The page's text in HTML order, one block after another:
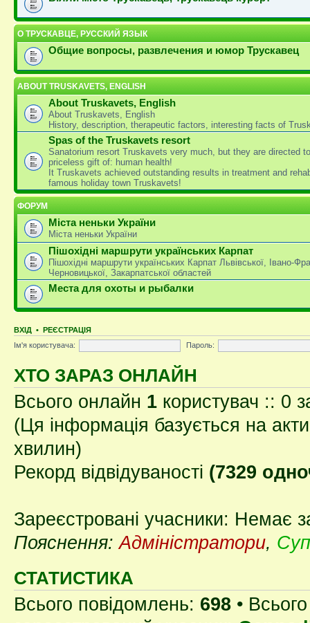
О ТРУСКАВЦЕ, РУССКИЙ ЯЗЫК
Общие вопросы, развлечения и юмор Трускавец
ABOUT TRUSKAVETS, ENGLISH
About Truskavets, English
About Truskavets, English
History, description, therapeutic factors, interesting facts of
Spas of the Truskavets resort
Sanatorium resort Truskavets very much, but they are directed
priceless gift of: human health!
It Truskavets achieved outstanding results in treatment and
famous holiday town Truskavets!
ФОРУМ
Міста неньки України
Міста неньки України
Пішохідні маршрути українських Карпат
Пішохідні маршрути українських Карпат Львівської, Івано-
Черновицької, Закарпатської областей
Места для охоты и рыбалки
ВХІД • РЕЄСТРАЦІЯ
Ім'я користувача:
Пароль:
ХТО ЗАРАЗ ОНЛАЙН
Всього онлайн 1 користувач :: 0
(Ця інформація базується на
хвилин)
Рекорд відвідуваності (7329
Зареєстровані учасники: Немає
Пояснення:Адміністратори,
СТАТИСТИКА
Всього повідомлень: 698 •